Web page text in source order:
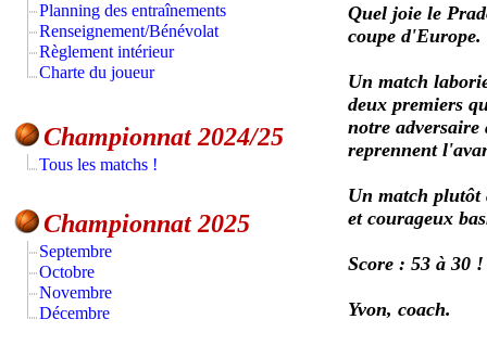
Planning des entraînements
Renseignement/Bénévolat
Règlement intérieur
Charte du joueur
Quel joie le
coupe d'Europe.
Un match
deux premiers
notre adversaire
reprennent
Un match plutôt
et courageux
Score : 53 à 30 !
Yvon, coach.
Championnat 2024/25
Tous les matchs !
Championnat 2025
Septembre
Octobre
Novembre
Décembre